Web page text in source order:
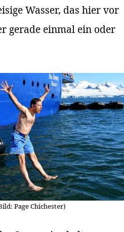
Wasser, das hier vor
gerade einmal ein oder
Page Chichester)